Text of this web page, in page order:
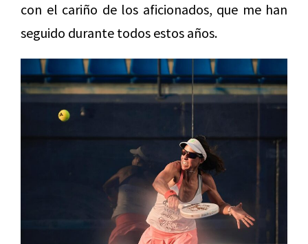
con el cariño de los aficionados, que me han
seguido durante todos estos años.